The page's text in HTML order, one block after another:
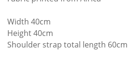
Width 40cm
Height 40cm
Shoulder strap total length 60cm